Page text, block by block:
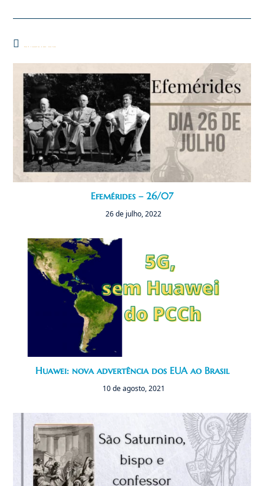
Você também pode gostar
Efemérides – 26/07
26 de julho, 2022
Huawei: nova advertência dos EUA ao Brasil
10 de agosto, 2021